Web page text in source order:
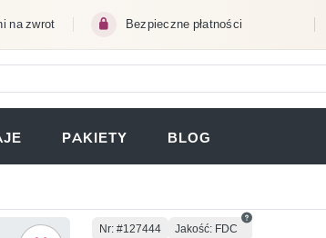
na zwrot Bezpieczne płatności
KARCIE)PAKIETY BLOG
Numer
Nr: #127444 Jakość: FDC